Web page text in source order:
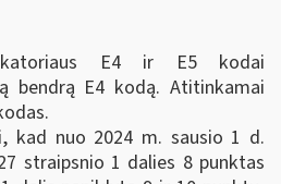
E4 ir E5 kodai
bendrą E4 kodą. Atitinkamai
kad nuo 2024 m. sausio 1 d.
straipsnio 1 dalies 8 punktas